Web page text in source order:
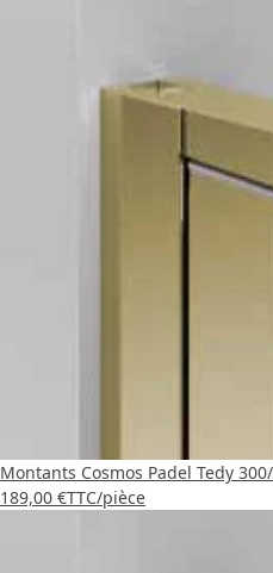
Montants Cosmos Padel Tedy
189,00 €TTC/pièce